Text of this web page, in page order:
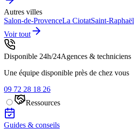
Autres villes
Salon-de-ProvenceLa CiotatSaint-Raphaël
Voir tout
Disponible 24h/24Agences & techniciens
Une équipe disponible près de chez vous
09 72 28 18 26
Ressources
Guides & conseils